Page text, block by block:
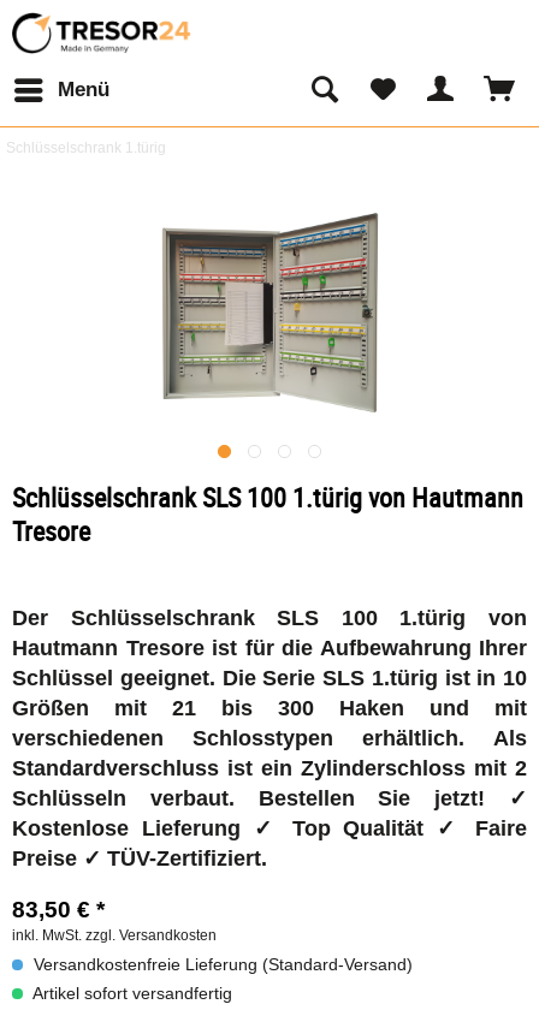
Menü
Schlüsselschrank 1.türig
Schlüsselschrank SLS 100 1.türig von Hautmann
Tresore
Der Schlüsselschrank SLS 100 1.türig von
Hautmann Tresore ist für die Aufbewahrung Ihrer
Schlüssel geeignet. Die Serie SLS 1.türig ist in 10
Größen mit 21 bis 300 Haken und mit
verschiedenen Schlosstypen erhältlich. Als
Standardverschluss ist ein Zylinderschloss mit 2
Schlüsseln verbaut. Bestellen Sie jetzt! ✓
Kostenlose Lieferung ✓ Top Qualität ✓ Faire
Preise ✓ TÜV-Zertifiziert.
83,50 € *
inkl. MwSt. zzgl. Versandkosten
Versandkostenfreie Lieferung (Standard-Versand)
Artikel sofort versandfertig